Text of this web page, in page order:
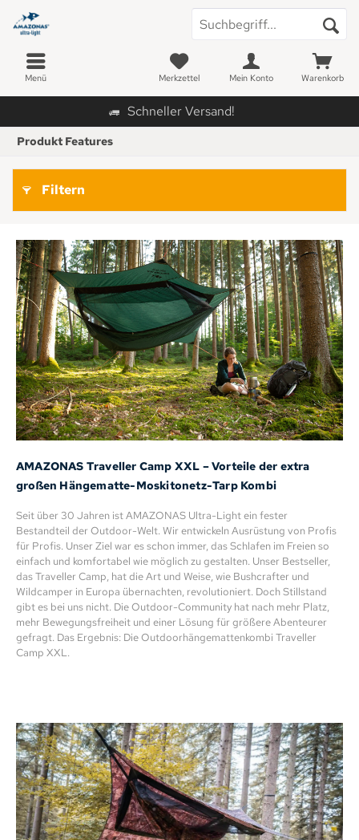
Schneller Versand!
Menü Warenkorb
Merkzettel Mein Konto
Produkt Features
Filtern
AMAZONAS Traveller Camp XXL – Vorteile der extra
großen Hängematte-Moskitonetz-Tarp Kombi
Seit über 30 Jahren ist AMAZONAS Ultra-Light ein fester
Bestandteil der Outdoor-Welt. Wir entwickeln Ausrüstung von Profis
für Profis. Unser Ziel war es schon immer, das Schlafen im Freien so
einfach und komfortabel wie möglich zu gestalten. Unser Bestseller,
das Traveller Camp, hat die Art und Weise, wie Bushcrafter und
Wildcamper in Europa übernachten, revolutioniert. Doch Stillstand
gibt es bei uns nicht. Die Outdoor-Community hat nach mehr Platz,
mehr Bewegungsfreiheit und einer Lösung für größere Abenteurer
gefragt. Das Ergebnis: Die Outdoorhängemattenkombi Traveller
Camp XXL.